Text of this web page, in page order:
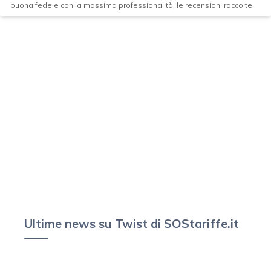
buona fede e con la massima professionalità, le recensioni raccolte.
Ultime news su Twist di SOStariffe.it